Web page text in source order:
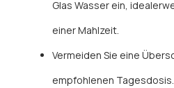
Glas Wasser ein,
einer Mahlzeit.
Vermeiden Sie eine
empfohlenen